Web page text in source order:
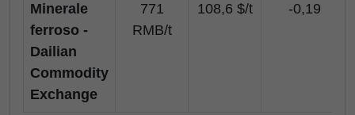
Minerale
ferroso -
Dailian
Commodity
Exchange
771
RMB/t
108,6 $/t -0,19